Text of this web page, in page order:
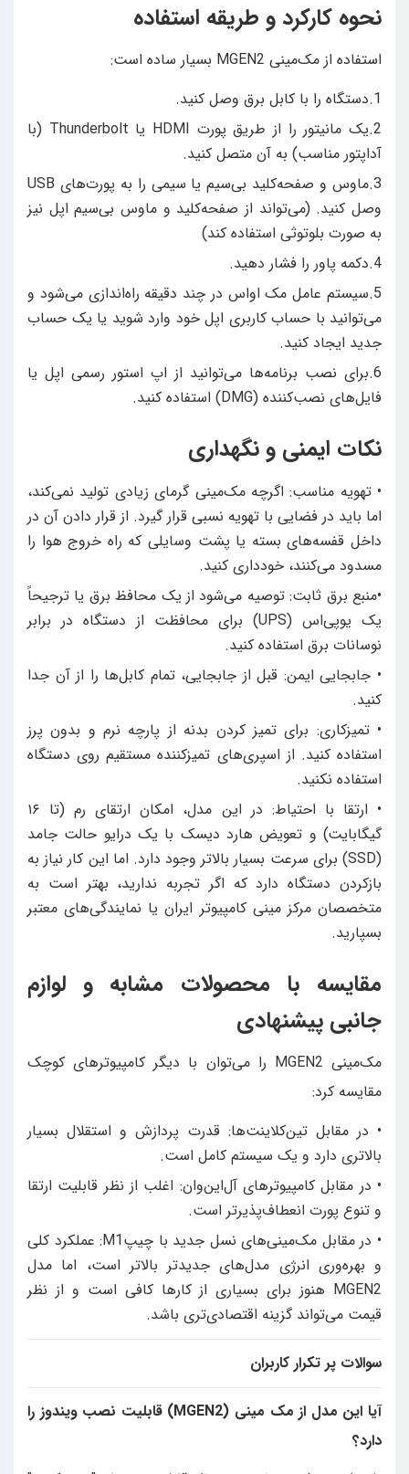
نحوه کارکرد و طریقه استفاده
استفاده از مک‌مینی MGEN2 بسیار ساده است:
1.دستگاه را با کابل برق وصل کنید.
2.یک مانیتور را از طریق پورت HDMI یا Thunderbolt (با
آداپتور مناسب) به آن متصل کنید.
3.ماوس و صفحه‌کلید بی‌سیم یا سیمی را به پورت‌های USB
وصل کنید. (می‌تواند از صفحه‌کلید و ماوس بی‌سیم اپل نیز
به صورت بلوتوثی استفاده کند)
4.دکمه پاور را فشار دهید.
5.سیستم عامل مک اواس در چند دقیقه راه‌اندازی می‌شود و
می‌توانید با حساب کاربری اپل خود وارد شوید یا یک حساب
جدید ایجاد کنید.
6.برای نصب برنامه‌ها می‌توانید از اپ استور رسمی اپل یا
فایل‌های نصب‌کننده (DMG) استفاده کنید.
نکات ایمنی و نگهداری
• تهویه مناسب: اگرچه مک‌مینی گرمای زیادی تولید نمی‌کند،
اما باید در فضایی با تهویه نسبی قرار گیرد. از قرار دادن آن در
داخل قفسه‌های بسته یا پشت وسایلی که راه خروج هوا را
مسدود می‌کنند، خودداری کنید.
•منبع برق ثابت: توصیه می‌شود از یک محافظ برق یا ترجیحاً
یک یوپی‌اس (UPS) برای محافظت از دستگاه در برابر
نوسانات برق استفاده کنید.
• جابجایی ایمن: قبل از جابجایی، تمام کابل‌ها را از آن جدا
کنید.
• تمیزکاری: برای تمیز کردن بدنه از پارچه نرم و بدون پرز
استفاده کنید. از اسپری‌های تمیزکننده مستقیم روی دستگاه
استفاده نکنید.
• ارتقا با احتیاط: در این مدل، امکان ارتقای رم (تا ۱۶
گیگابایت) و تعویض هارد دیسک با یک درایو حالت جامد
(SSD) برای سرعت بسیار بالاتر وجود دارد. اما این کار نیاز به
بازکردن دستگاه دارد که اگر تجربه ندارید، بهتر است به
متخصصان مرکز مینی کامپیوتر ایران یا نمایندگی‌های معتبر
بسپارید.
مقایسه با محصولات مشابه و لوازم
جانبی پیشنهادی
مک‌مینی MGEN2 را می‌توان با دیگر کامپیوترهای کوچک
مقایسه کرد:
• در مقابل تین‌کلاینت‌ها: قدرت پردازش و استقلال بسیار
بالاتری دارد و یک سیستم کامل است.
• در مقابل کامپیوترهای آل‌این‌وان: اغلب از نظر قابلیت ارتقا
و تنوع پورت انعطاف‌پذیرتر است.
• در مقابل مک‌مینی‌های نسل جدید با چیپM1: عملکرد کلی
و بهره‌وری انرژی مدل‌های جدیدتر بالاتر است، اما مدل
MGEN2 هنوز برای بسیاری از کارها کافی است و از نظر
قیمت می‌تواند گزینه اقتصادی‌تری باشد.
سوالات پر تکرار کاربران
آیا این مدل از مک مینی (MGEN2) قابلیت نصب ویندوز را
دارد؟